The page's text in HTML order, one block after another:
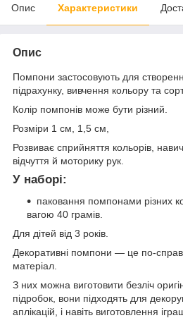
Опис Характеристики
Опис
Помпони застосовують для
підрахунку, вивчення кольору та
Колір помпонів може бути різний.
Розміри 1 см, 1,5 см,
Розвиває сприйняття кольорів,
відчуття й моторику рук.
У наборі:
паковання помпонами різних
вагою 40 грамів.
Для дітей від 3 років.
Декоративні помпони — це по-
матеріал.
З них можна виготовити безліч
підробок, вони підходять для
аплікацій, і навіть виготовлення